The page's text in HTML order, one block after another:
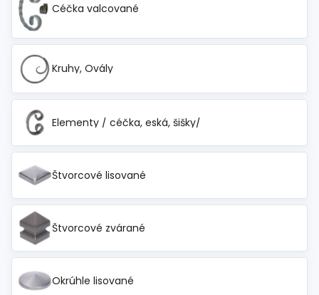
Céčka valcované
Kruhy, Ovály
Elementy / céčka, eská, šišky/
Štvorcové lisované
Štvorcové zvárané
Okrúhle lisované